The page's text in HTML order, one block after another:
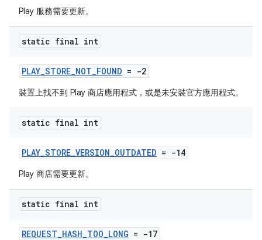
Play 服務需要更新。
static final int
PLAY_STORE_NOT_FOUND = -2
裝置上找不到 Play 商店應用程式，或是未安裝官方應用程式。
static final int
PLAY_STORE_VERSION_OUTDATED = -14
Play 商店需要更新。
static final int
REQUEST_HASH_TOO_LONG = -17